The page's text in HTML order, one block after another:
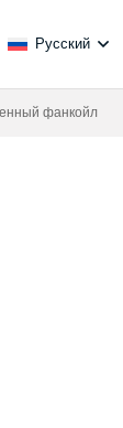
Русский
фанкойл